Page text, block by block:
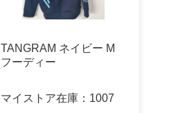
TANGRAM ネイビー M
フーディー
マイストア在庫： 1007